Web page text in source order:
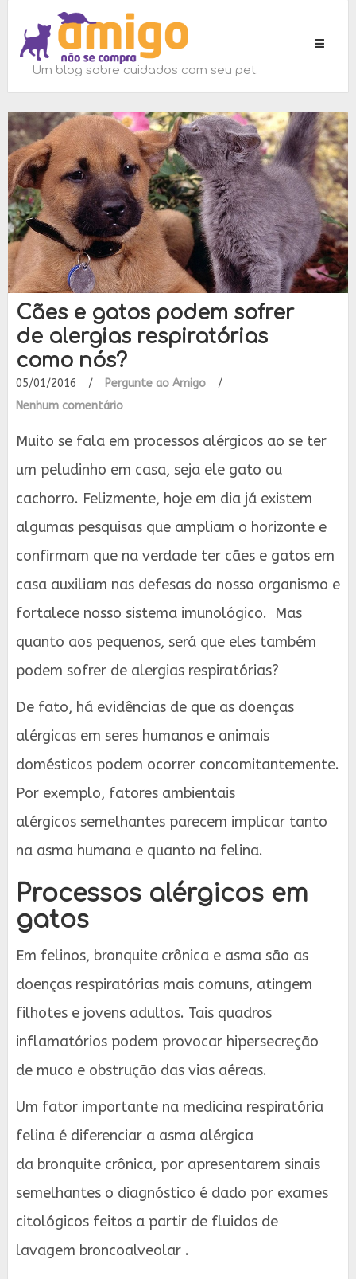
Toggle
Um blog sobre cuidados com seu pet.
Cães e gatos podem sofrer
de alergias respiratórias
como nós?
05/01/2016 / Pergunte ao Amigo
/
Nenhum comentário
Muito se fala em processos alérgicos ao se ter
um peludinho em casa, seja ele gato ou
cachorro. Felizmente, hoje em dia já existem
algumas pesquisas que ampliam o horizonte e
confirmam que na verdade ter cães e gatos em
casa auxiliam nas defesas do nosso organismo e
fortalece nosso sistema imunológico. Mas
quanto aos pequenos, será que eles também
podem sofrer de alergias respiratórias?
De fato, há evidências de que as doenças
alérgicas em seres humanos e animais
domésticos podem ocorrer concomitantemente.
Por exemplo, fatores ambientais
alérgicos semelhantes parecem implicar tanto
na asma humana e quanto na felina.
Processos alérgicos em
gatos
Em felinos, bronquite crônica e asma são as
doenças respiratórias mais comuns, atingem
filhotes e jovens adultos. Tais quadros
inflamatórios podem provocar hipersecreção
de muco e obstrução das vias aéreas.
Um fator importante na medicina respiratória
felina é diferenciar a asma alérgica
da bronquite crônica, por apresentarem sinais
semelhantes o diagnóstico é dado por exames
citológicos feitos a partir de fluidos de
lavagem broncoalveolar .